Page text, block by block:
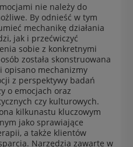
nie należy do
By odnieść w tym
mechanikę działania
jak i przećwiczyć
sobie z konkretnymi
została skonstruowana
opisano mechanizmy
z perspektywy badań
o emocjach oraz
czy kulturowych.
kilkunastu kluczowym
jako sprawiające
a także klientów
Narzędzia zawarte w